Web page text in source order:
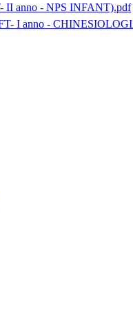
II anno - NPS INFANT).pdf
I anno -